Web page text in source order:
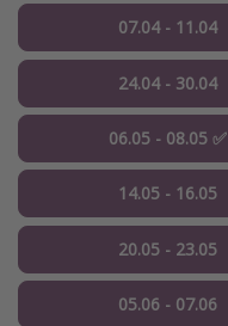
07.04 - 11.04
24.04 - 30.04
06.05 - 08.05 ✅
14.05 - 16.05
20.05 - 23.05
05.06 - 07.06